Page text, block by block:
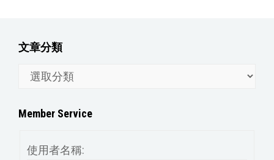
文章分類
分
Member Service
使用者名稱: